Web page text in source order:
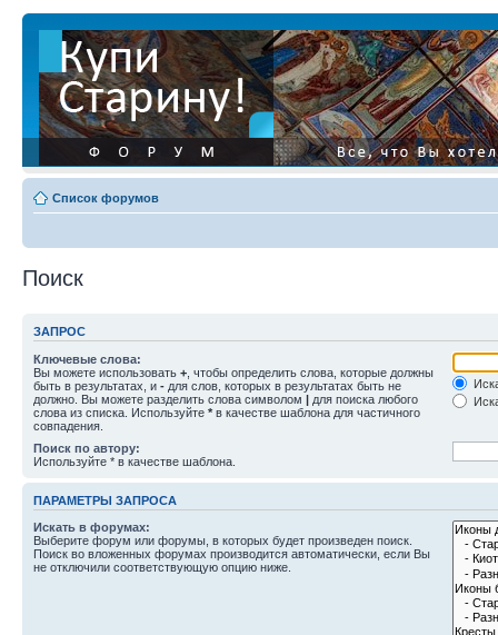
Список форумов
Поиск
ЗАПРОС
Ключевые слова:
Вы можете использовать + , чтобы определить слова, которые должны
быть в результатах, и - для слов, которых в результатах быть не
должно. Вы можете разделить слова символом | для поиска любого
слова из списка. Используйте * в качестве шаблона для частичного
совпадения.
Поиск по автору:
Используйте * в качестве шаблона.
ПАРАМЕТРЫ ЗАПРОСА
Искать в форумах:
Выберите форум или форумы, в которых будет произведен поиск.
Поиск во вложенных форумах производится автоматически, если Вы
не отключили соответствующую опцию ниже.